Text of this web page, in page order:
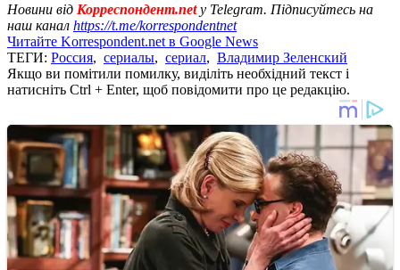
Новини від Корреспондент.netу Telegram. Підписуйтесь на
наш канал https://t.me/korrespondentnet
Читайте Korrespondent.net в Google News
ТЕГИ: Россия, сериалы, сериал, Владимир Зеленский
Якщо ви помітили помилку, виділіть необхідний текст і
натисніть Ctrl + Enter, щоб повідомити про це редакцію.